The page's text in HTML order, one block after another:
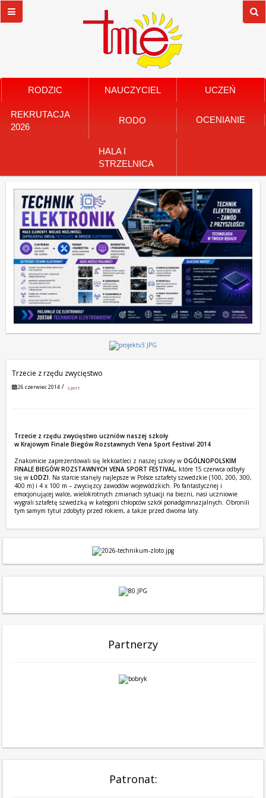
RODZIC NAUCZYCIEL UCZEŃ
REKRUTACJA
2026
RODO OCENIANIE
HALA I
STRZELNICA
Trzecie z rzędu zwycięstwo
26 czerwiec 2014 sport
Trzecie z rzędu zwycięstwo uczniów naszej szkoły
w Krajowym Finale Biegów Rozstawnych Vena Sport Festival 2014
Znakomicie zaprezentowali się lekkoatleci z naszej szkoły w OGÓLNOPOLSKIM
FINALE BIEGÓW ROZSTAWNYCH VENA SPORT FESTIVAL, które 15 czerwca odbyły
się wŁODZI. Na starcie stanęły najlepsze w Polsce sztafety szwedzkie (100, 200, 300,
400 m) i 4 x 100 m – zwycięzcy zawodów wojewódzkich. Po fantastycznej i
emocjonującej walce, wielokrotnych zmianach sytuacji na bieżni, nasi uczniowie
wygrali sztafetę szwedzką w kategorii chłopców szkół ponadgimnazjalnych. Obronili
tym samym tytuł zdobyty przed rokiem, a także przed dwoma laty.
Partnerzy
Patronat: